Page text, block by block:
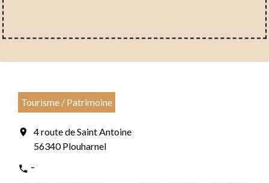
Tourisme / Patrimoine
location_on
4 route de Saint Antoine
56340 Plouharnel
phone -